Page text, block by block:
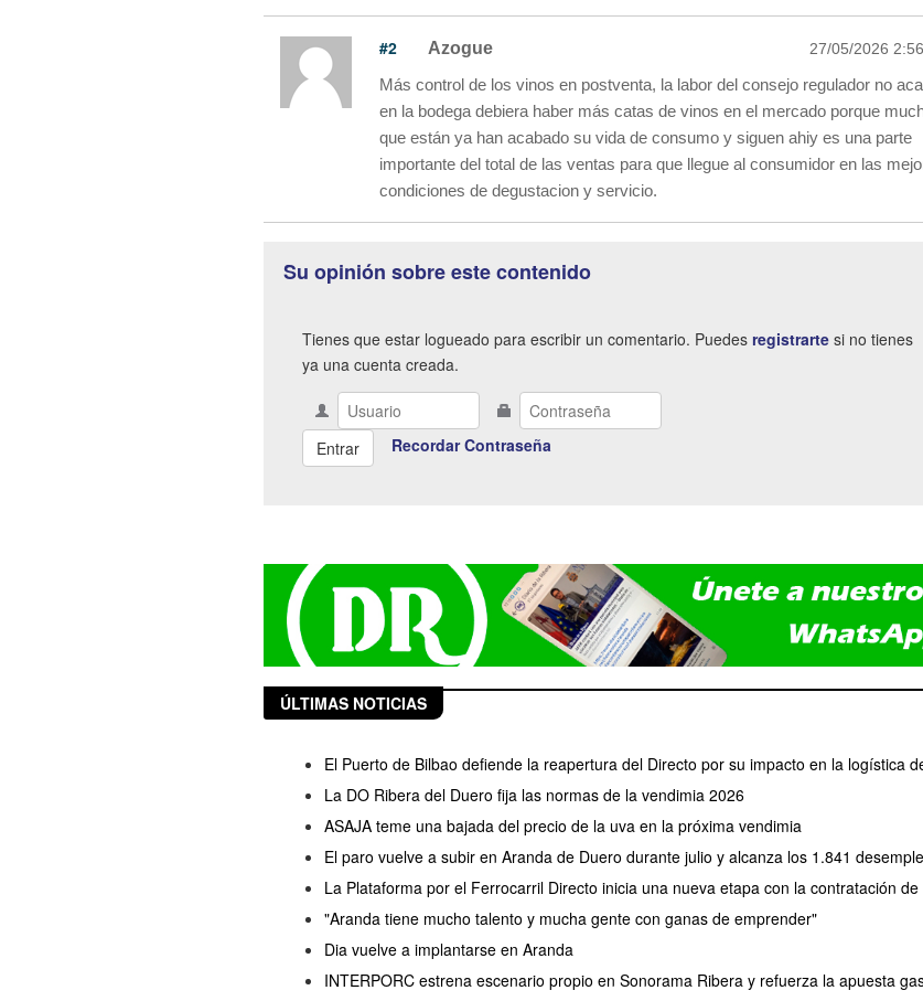
#2 Azogue 27/05/2026
Más control de los vinos en postventa, la labor del consejo regulador no
en la bodega debiera haber más catas de vinos en el mercado porque
que están ya han acabado su vida de consumo y siguen ahiy es una parte
importante del total de las ventas para que llegue al consumidor en las
condiciones de degustacion y servicio.
Su opinión sobre este contenido
Tienes que estar logueado para escribir un comentario. Puedes registrarte si no tienes
ya una cuenta creada.
Recordar Contraseña
ÚLTIMAS NOTICIAS
El Puerto de Bilbao defiende la reapertura del Directo por su impacto en la logística
La DO Ribera del Duero fija las normas de la vendimia 2026
ASAJA teme una bajada del precio de la uva en la próxima vendimia
El paro vuelve a subir en Aranda de Duero durante julio y alcanza los 1.841
La Plataforma por el Ferrocarril Directo inicia una nueva etapa con la contratación
"Aranda tiene mucho talento y mucha gente con ganas de emprender"
Dia vuelve a implantarse en Aranda
INTERPORC estrena escenario propio en Sonorama Ribera y refuerza la apuesta